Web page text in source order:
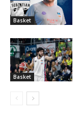
Basket
Basket